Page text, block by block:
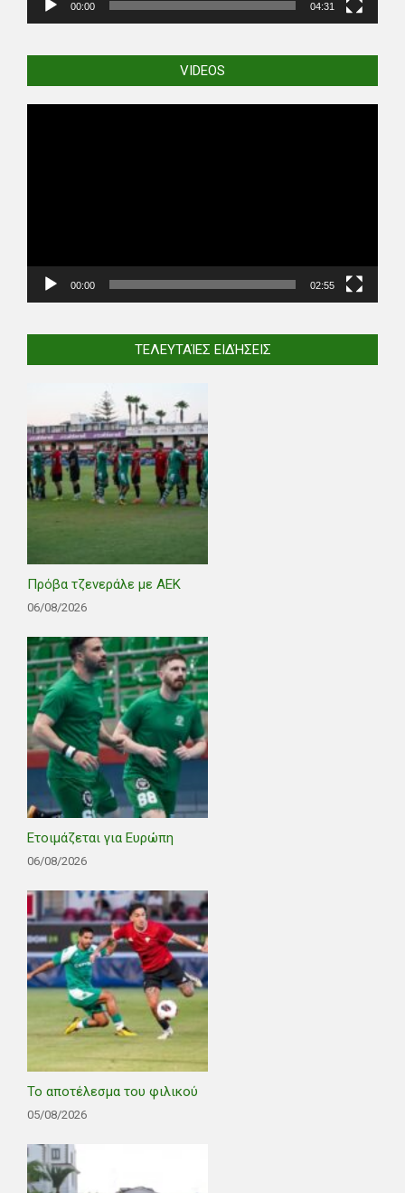
00:00 04:31
VIDEOS
00:00 02:55
ΤΕΛΕΥΤΑΊΕΣ ΕΙΔΉΣΕΙΣ
Πρόβα τζενεράλε με ΑΕΚ
06/08/2026
Ετοιμάζεται για Ευρώπη
06/08/2026
Το αποτέλεσμα του φιλικού
05/08/2026